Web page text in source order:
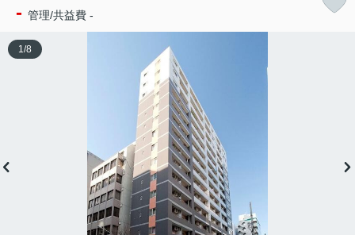
- 管理/共益費 -
1/8